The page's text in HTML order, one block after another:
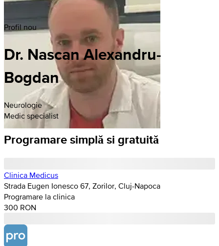
Profil nou
Dr. Nascan Alexandru-
Bogdan
Neurologie
Medic specialist
Programare simplă si gratuită
Clinica Medicus
Strada Eugen Ionesco 67, Zorilor, Cluj-Napoca
Programare la clinica
300 RON